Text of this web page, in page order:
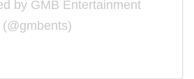
by GMB Entertainment
(@gmbents)